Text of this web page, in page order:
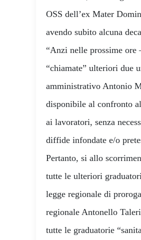
OSS dell’ex Mater
avendo subito alcuna
“Anzi nelle prossime ore
“chiamate” ulteriori due
amministrativo Antonio
disponibile al confronto
ai lavoratori, senza
diffide infondate e/o
Pertanto, si allo
tutte le ulteriori
legge regionale di
regionale Antonello
tutte le graduatorie